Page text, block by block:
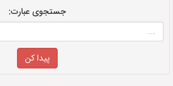
جستجوی عبارت: